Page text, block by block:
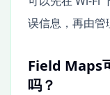
误信息，再由管
Field Maps
吗？